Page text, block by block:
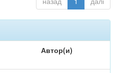
Автор(и)